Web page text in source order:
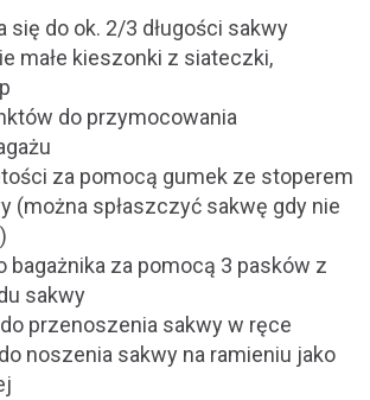
się do ok. 2/3 długości sakwy
małe kieszonki z siateczki,
do przymocowania
za pomocą gumek ze stoperem
(można spłaszczyć sakwę gdy nie
bagażnika za pomocą 3 pasków z
sakwy
przenoszenia sakwy w ręce
noszenia sakwy na ramieniu jako